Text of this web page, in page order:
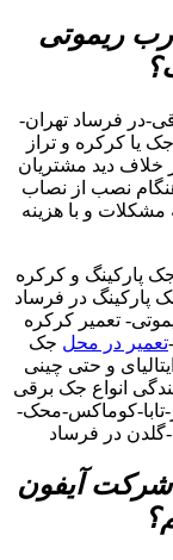
ریموتی
در فرساد تهران-
یا کرکره و تراز
خلاف دید مشتریان
هنگام نصب از نصاب
مشکلات و با هزینه
پارکینگ و کرکره
پارکینگ در فرساد
تعمیر کرکره
تعمیر در محل جک
و حتی چینی
انواع جک برقی
تابا-کوماکس-محک-
در فرساد
شرکت آیفون